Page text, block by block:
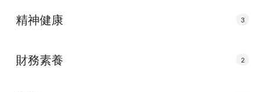
精神健康 3
財務素養 2